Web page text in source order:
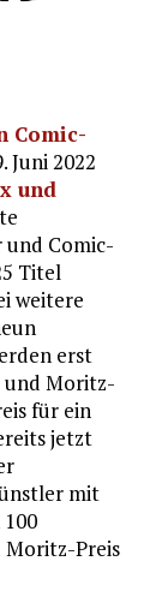
Comic-
Juni 2022
und
Comic-
Titel
weitere
erst
und Moritz-
für ein
jetzt
mit
Preis